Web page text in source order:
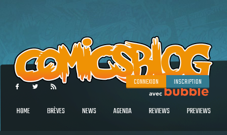
CONNEXION INSCRIPTION
HOME BRÈVES NEWS AGENDA REVIEWS PREVIEWS